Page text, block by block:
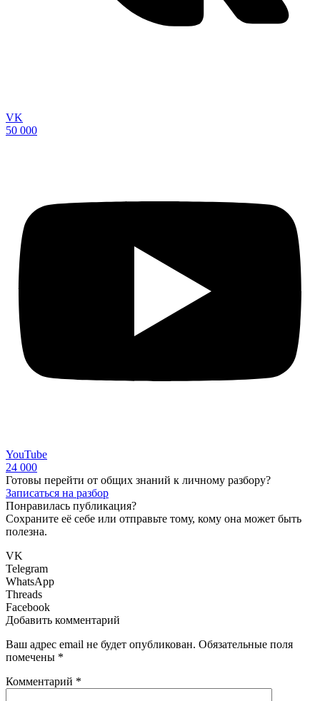
VK
50 000
YouTube
24 000
Готовы перейти от общих знаний к личному разбору?
Записаться на разбор
Понравилась публикация?
Сохраните её себе или отправьте тому, кому она может быть
полезна.
VK
Telegram
WhatsApp
Threads
Facebook
Добавить комментарий
Ваш адрес email не будет опубликован. Обязательные поля
помечены *
Комментарий *